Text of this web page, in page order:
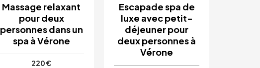
Massage relaxant
pour deux
personnes dans un
spa à Vérone
220 €
Escapade spa de
luxe avec petit-
déjeuner pour
deux personnes à
Vérone